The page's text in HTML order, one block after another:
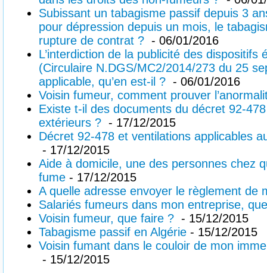
Subissant un tabagisme passif depuis 3
pour dépression depuis un mois, le
rupture de contrat ? - 06/01/2016
L’interdiction de la publicité des dispositifs
(Circulaire N.DGS/MC2/2014/273 du 25
applicable, qu’en est-il ? - 06/01/2016
Voisin fumeur, comment prouver
Existe t-il des documents du décret 92-
extérieurs ? - 17/12/2015
Décret 92-478 et ventilations applicables
- 17/12/2015
Aide à domicile, une des personnes chez
fume - 17/12/2015
A quelle adresse envoyer le règlement de
Salariés fumeurs dans mon entreprise,
Voisin fumeur, que faire ? - 15/12/2015
Tabagisme passif en Algérie - 15/12/2015
Voisin fumant dans le couloir de mon
- 15/12/2015